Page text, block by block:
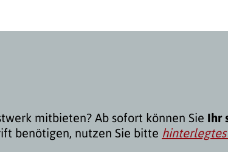
mitbieten? Ab sofort können Sie Ihr
benötigen, nutzen Sie bitte